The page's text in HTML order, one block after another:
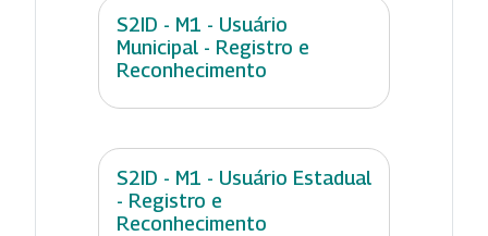
S2ID - M1 - Usuário
Municipal - Registro e
Reconhecimento
S2ID - M1 - Usuário Estadual
- Registro e
Reconhecimento